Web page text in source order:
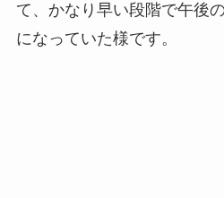
て、かなり早い段階で午後
になっていた様です。